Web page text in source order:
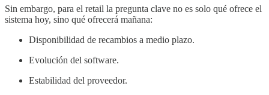
Sin embargo, para el retail la pregunta clave no es solo qué ofrece el
sistema hoy, sino qué ofrecerá mañana:
Disponibilidad de recambios a medio plazo.
Evolución del software.
Estabilidad del proveedor.